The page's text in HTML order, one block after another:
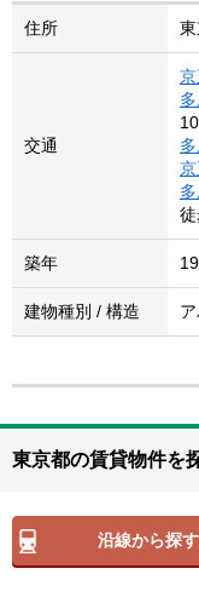
住所
交通
築年
建物種別 / 構造
東京都の賃貸物件を
沿線から探す